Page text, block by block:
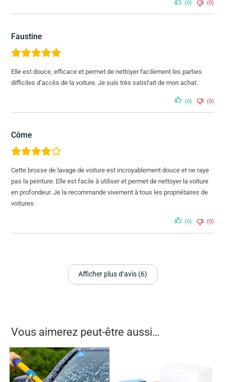
(0) (0)
Faustine
Elle est douce, efficace et permet de nettoyer facilement les parties
difficiles d’accès de la voiture. Je suis très satisfait de mon achat.
(0) (0)
Côme
Cette brosse de lavage de voiture est incroyablement douce et ne raye
pas la peinture. Elle est facile à utiliser et permet de nettoyer la voiture
en profondeur. Je la recommande vivement à tous les propriétaires de
voitures.
(0) (0)
Afficher plus d‘avis (6)
Vous aimerez peut-être aussi…